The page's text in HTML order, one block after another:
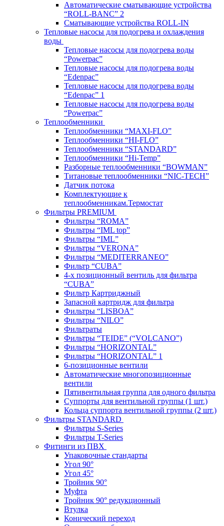
Автоматические сматывающие устройства
“ROLL-BANC” 2
Сматывающие устройства ROLL-IN
Тепловые насосы для подогрева и охлаждения
воды
Тепловые насосы для подогрева воды
“Powerpac”
Тепловые насосы для подогрева воды
“Edenpac”
Тепловые насосы для подогрева воды
“Edenpac” 1
Тепловые насосы для подогрева воды
“Powerpac”
Теплообменники
Теплообменники “MAXI-FLO”
Теплообменники “HI-FLO”
Теплообменники “STANDARD”
Теплообменники “Hi-Temp”
Разборные теплообменники “BOWMAN”
Титановые теплообменники “NIC-TECH”
Датчик потока
Комплектующие к
теплообменникам.Термостат
Фильтры PREMIUM
Фильтры “ROMA”
Фильтры “IML top”
Фильтры “IML”
Фильтры “VERONA”
Фильтры “MEDITERRANEO”
Фильтр “CUBA”
4-х позиционный вентиль для фильтра
“CUBA”
Фильтр Картриджный
Запасной картридж для фильтра
Фильтры “LISBOA”
Фильтры “NILO”
Фильтраты
Фильтры “TEIDE” (“VOLСANO”)
Фильтры “HORIZONTAL”
Фильтры “HORIZONTAL” 1
6-позиционные вентили
Автоматические многопозиционные
вентили
Пятивентильная группа для одного фильтра
Суппорты для вентильной группы (1 шт.)
Кольца суппорта вентильной группы (2 шт.)
Фильтры STANDARD
Фильтры S-Series
Фильтры T-Series
Фитинги из ПВХ
Упаковочные стандарты
Угол 90°
Угол 45°
Тройник 90°
Муфта
Тройник 90° редукционный
Втулка
Конический переход